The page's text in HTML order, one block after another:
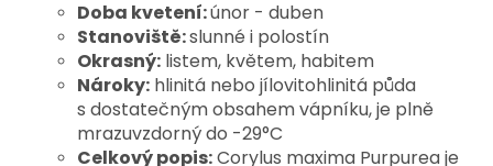
Doba kvetení:únor - duben
Stanoviště:slunné i polostín
Okrasný: listem, květem, habitem
Nároky: hlinitá nebo jílovitohlinitá půda
s dostatečným obsahem vápníku, je plně
mrazuvzdorný do -29°C
Celkový popis:Corylus maxima Purpurea je